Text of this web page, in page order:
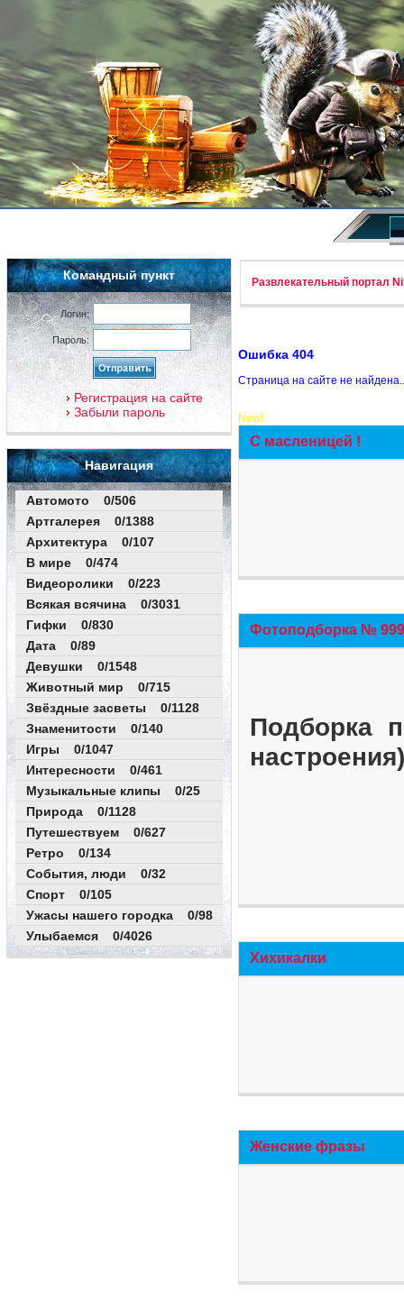
Командный пункт
Логин:
Пароль:
Регистрация на сайте
Забыли пароль
Навигация
Автомото 0/506
Артгалерея 0/1388
Архитектура 0/107
В мире 0/474
Видеоролики 0/223
Всякая всячина 0/3031
Гифки 0/830
Дата 0/89
Девушки 0/1548
Животный мир 0/715
Звёздные засветы 0/1128
Знаменитости 0/140
Игры 0/1047
Интересности 0/461
Музыкальные клипы 0/25
Природа 0/1128
Путешествуем 0/627
Ретро 0/134
События, люди 0/32
Спорт 0/105
Ужасы нашего городка 0/98
Улыбаемся 0/4026
Развлекательный портал
Ошибка 404
Страница на сайте не
New!
С масленицей !
Фотоподборка №
Подборка
Хихикалки
Женские фразы